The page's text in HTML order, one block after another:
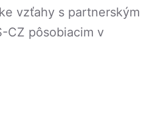
vzťahy s partnerským
CZ pôsobiacim v